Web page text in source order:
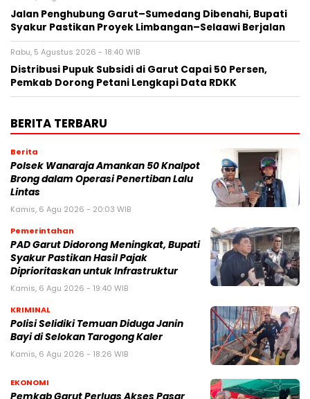
Jalan Penghubung Garut–Sumedang Dibenahi, Bupati
Syakur Pastikan Proyek Limbangan–Selaawi Berjalan
Rabu, 5 Agustus 2026 - 18:40 WIB
Distribusi Pupuk Subsidi di Garut Capai 50 Persen,
Pemkab Dorong Petani Lengkapi Data RDKK
BERITA TERBARU
Berita
Polsek Wanaraja Amankan 50 Knalpot
Brong dalam Operasi Penertiban Lalu
Lintas
Kamis, 6 Agu 2026 - 20:03 WIB
Pemerintahan
PAD Garut Didorong Meningkat, Bupati
Syakur Pastikan Hasil Pajak
Diprioritaskan untuk Infrastruktur
Kamis, 6 Agu 2026 - 19:40 WIB
KRIMINAL
Polisi Selidiki Temuan Diduga Janin
Bayi di Selokan Tarogong Kaler
Kamis, 6 Agu 2026 - 18:26 WIB
EKONOMI